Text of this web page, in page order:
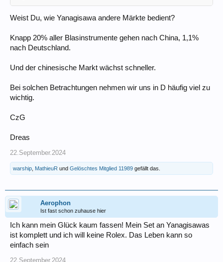
Weist Du, wie Yanagisawa andere Märkte bedient?
Knapp 20% aller Blasinstrumente gehen nach China, 1,1%
nach Deutschland.
Und der chinesische Markt wächst schneller.
Bei solchen Betrachtungen nehmen wir uns in D häufig viel zu
wichtig.
CzG
Dreas
22.September.2024
warship MathieuR und Gelöschtes Mitglied 11989 gefällt das.
Aerophon
Ist fast schon zuhause hier
Ich kann mein Glück kaum fassen! Mein Set an Yanagisawas
ist komplett und ich will keine Rolex. Das Leben kann so
einfach sein
22.September.2024